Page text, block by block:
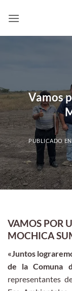
Vamos
PUBLICADO
VAMOS POR
MOCHICA
«Juntos
de la Comuna
representantes